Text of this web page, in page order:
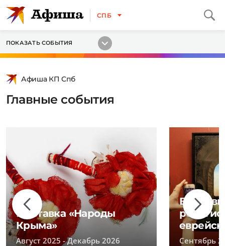
СПБ
ПОКАЗАТЬ СОБЫТИЯ
Афиша КП Спб
Главные события
Выставка «Народы
Крыма»
Август 2025 - Декабрь 2026
Сентябрь